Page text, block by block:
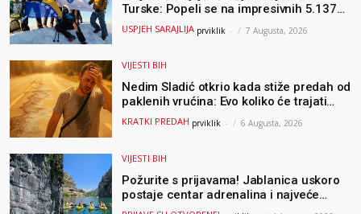
Turske: Popeli se na impresivnih 5.137
metara
USPJEH SARAJLIJA prviklik - 7 Augusta, 2026
VIJESTI BIH
Nedim Sladić otkrio kada stiže predah od
paklenih vrućina: Evo koliko će trajati
osvježenje u BiH
KRATKI PREDAH prviklik - 6 Augusta, 2026
VIJESTI BIH
Požurite s prijavama! Jablanica uskoro
postaje centar adrenalina i najveće
outdoor avanture ovog ljeta